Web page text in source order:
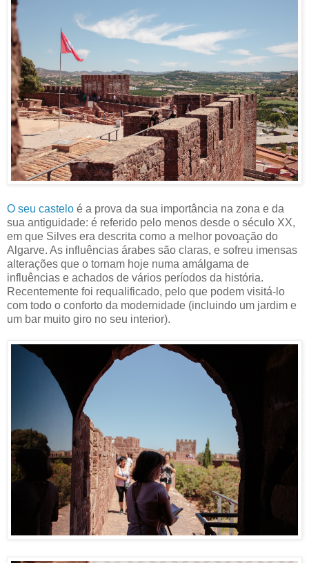
O seu castelo é a prova da sua importância na zona e da
sua antiguidade: é referido pelo menos desde o século XX,
em que Silves era descrita como a melhor povoação do
Algarve. As influências árabes são claras, e sofreu imensas
alterações que o tornam hoje numa amálgama de
influências e achados de vários períodos da história.
Recentemente foi requalificado, pelo que podem visitá-lo
com todo o conforto da modernidade (incluindo um jardim e
um bar muito giro no seu interior).